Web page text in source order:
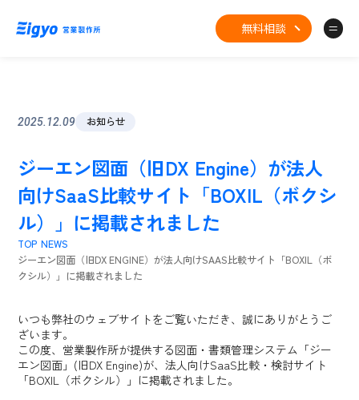
無料相談
2025.12.09 お知らせ
ジーエン図面（旧DX Engine）が法人
向けSaaS比較サイト「BOXIL（ボクシ
ル）」に掲載されました
TOP NEWS
ジーエン図面（旧DX ENGINE）が法人向けSAAS比較サイト「BOXIL（ボ
クシル）」に掲載されました
いつも弊社のウェブサイトをご覧いただき、誠にありがとうご
ざいます。
この度、営業製作所が提供する図面・書類管理システム「ジー
エン図面」(旧DX Engine)が、法人向けSaaS比較・検討サイト
「BOXIL（ボクシル）」に掲載されました。